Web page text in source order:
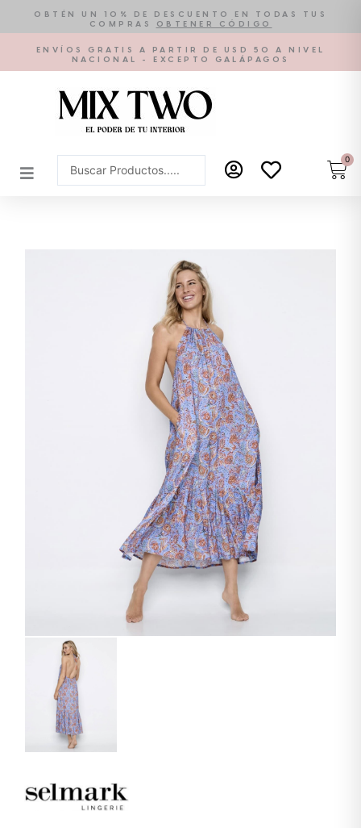
contenido
OBTÉN UN 10% DE DESCUENTO EN TODAS TUS
COMPRAS
OBTENER CÓDIGO
ENVÍOS GRATIS A PARTIR DE USD 50 A NIVEL
NACIONAL - EXCEPTO GALÁPAGOS
Search
...
0